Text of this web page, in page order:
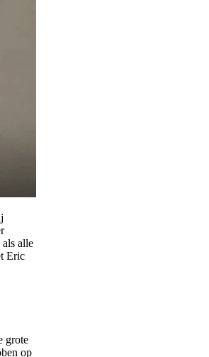
alle
Eric
grote
op